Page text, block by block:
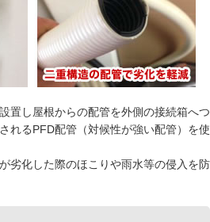
置し屋根からの配管を外側の接続箱へつ
れるPFD配管（対候性が強い配管）を使
劣化した際のほこりや雨水等の侵入を防